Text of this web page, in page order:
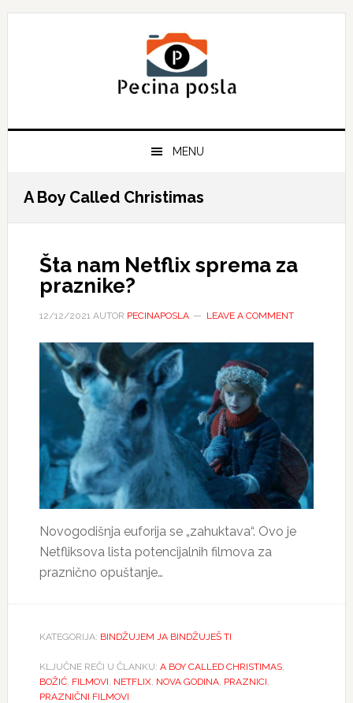
Skip
Skip
Skip
MENU
A Boy Called Christimas
Šta nam Netflix sprema za
praznike?
12/12/2021AUTOR PECINAPOSLA LEAVE A COMMENT
Novogodišnja euforija se „zahuktava“. Ovo je
Netfliksova lista potencijalnih filmova za
praznično opuštanje…
KATEGORIJA: BINDŽUJEM JA BINDŽUJEŠ TI
KLJUČNE REČI U ČLANKU: A BOY CALLED CHRISTIMAS,
BOŽIĆ, FILMOVI NETFLIX, NOVA GODINA, PRAZNICI
PRAZNIČNI FILMOVI